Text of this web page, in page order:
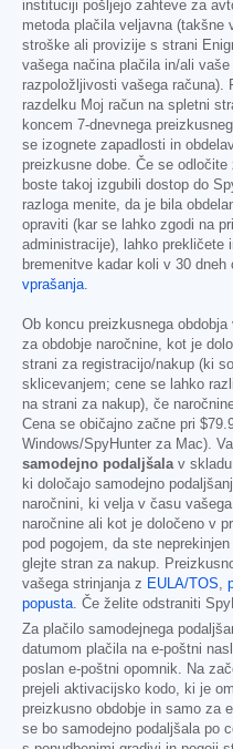
instituciji pošljejo zahteve za
metoda plačila veljavna
stroške ali provizije s strani
vašega načina plačila in/ali
razpoložljivosti vašega računa).
razdelku Moj račun na spletni
koncem 7-dnevnega
se izognete zapadlosti in
preizkusne dobe. Če se
boste takoj izgubili dostop do
razloga menite, da je bila
opraviti (kar se lahko zgodi na
administracije), lahko prekličete
bremenitve kadar koli v 30
vprašanja.
Ob koncu preizkusnega
za obdobje naročnine, kot je
strani za registracijo/nakup (ki
sklicevanjem; cene se lahko
na strani za nakup), če
Cena se običajno začne pri
Windows/SpyHunter za Mac).
samodejno podaljšalav skladu
ki določajo samodejno
naročnini, ki velja v času
naročnine ali kot je določeno v
pod pogojem, da ste
glejte stran za nakup.
vašega strinjanja z EULA/TOS,
popusta. Če želite odstraniti
Za plačilo samodejnega
datumom plačila na e-poštni
poslan e-poštni opomnik. Na
prejeli aktivacijsko kodo, ki je
preizkusno obdobje in samo za
se bo samodejno podaljšala po